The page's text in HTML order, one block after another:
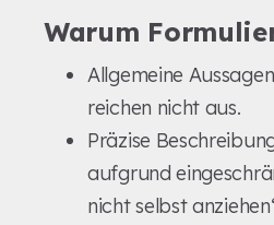
Warum
Allgemeine
reichen nicht aus.
Präzise
aufgrund
nicht selbst